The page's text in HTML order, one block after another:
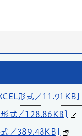
形式／11.91KB]
式／128.86KB]
／389.48KB]